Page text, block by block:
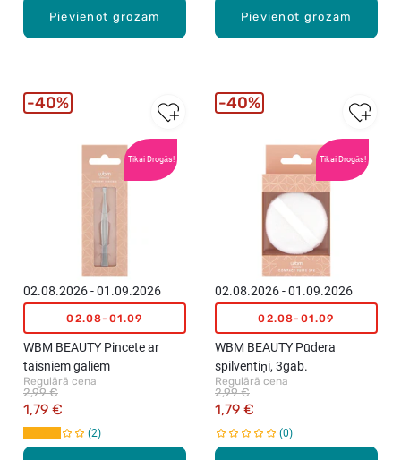
Pievienot grozam Pievienot grozam
Tikai Drogās!
02.08.2026 - 01.09.2026
02.08-01.09
WBM BEAUTY Pincete ar
taisniem galiem
Regulārā cena
1,79 €
2,99 €
2
40%
Tikai Drogās!
02.08.2026 - 01.09.2026
02.08-01.09
WBM BEAUTY Pūdera
spilventiņi, 3gab.
Regulārā cena
1,79 €
2,99 €
0
40%